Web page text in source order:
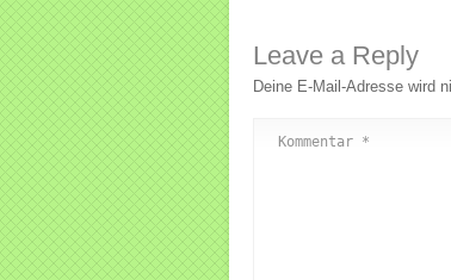
Leave a Reply
Deine E-Mail-Adresse wird